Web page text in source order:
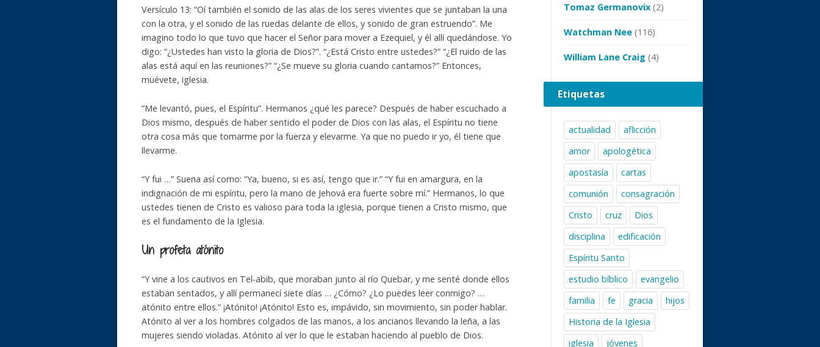
Versículo 13: “Oí también el sonido de las alas de los seres vivientes que se juntaban la una
con la otra, y el sonido de las ruedas delante de ellos, y sonido de gran estruendo”. Me
imagino todo lo que tuvo que hacer el Señor para mover a Ezequiel, y él allí quedándose. Yo
digo: “¿Ustedes han visto la gloria de Dios?”. “¿Está Cristo entre ustedes?” “¿El ruido de las
alas está aquí en las reuniones?” “¿Se mueve su gloria cuando cantamos?” Entonces,
muévete, iglesia.
“Me levantó, pues, el Espíritu”. Hermanos ¿qué les parece? Después de haber escuchado a
Dios mismo, después de haber sentido el poder de Dios con las alas, el Espíritu no tiene
otra cosa más que tomarme por la fuerza y elevarme. Ya que no puedo ir yo, él tiene que
llevarme.
“Y fui …” Suena así como: “Ya, bueno, si es así, tengo que ir.” “Y fui en amargura, en la
indignación de mi espíritu, pero la mano de Jehová era fuerte sobre mí.” Hermanos, lo que
ustedes tienen de Cristo es valioso para toda la iglesia, porque tienen a Cristo mismo, que
es el fundamento de la Iglesia.
Un profeta atónito
“Y vine a los cautivos en Tel-abib, que moraban junto al río Quebar, y me senté donde ellos
estaban sentados, y allí permanecí siete días … ¿Cómo? ¿Lo puedes leer conmigo? …
atónito entre ellos.” ¡Atónito! ¡Atónito! Esto es, impávido, sin movimiento, sin poder hablar.
Atónito al ver a los hombres colgados de las manos, a los ancianos llevando la leña, a las
mujeres siendo violadas. Atónito al ver lo que le estaban haciendo al pueblo de Dios.
Tomaz Germanovix (2)
Watchman Nee (116)
William Lane Craig (4)
Etiquetas
actualidad
aflicción
amor
apologética
apostasía
cartas
comunión
consagración
Cristo
cruz
Dios
disciplina
edificación
Espíritu Santo
estudio bíblico
evangelio
familia
fe gracia
hijos
Historia de la Iglesia
iglesia
jóvenes